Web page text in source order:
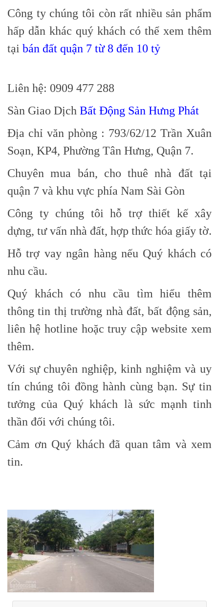
Công ty chúng tôi còn rất nhiều sản phẩm
hấp dẫn khác quý khách có thể xem thêm
tại bán đất quận 7 từ 8 đến 10 tỷ
Liên hệ: 0909 477 288
Sàn Giao Dịch Bất Động Sản Hưng Phát
Địa chỉ văn phòng : 793/62/12 Trần Xuân
Soạn, KP4, Phường Tân Hưng, Quận 7.
Chuyên mua bán, cho thuê nhà đất tại
quận 7 và khu vực phía Nam Sài Gòn
Công ty chúng tôi hỗ trợ thiết kế xây
dựng, tư vấn nhà đất, hợp thức hóa giấy tờ.
Hỗ trợ vay ngân hàng nếu Quý khách có
nhu cầu.
Quý khách có nhu cầu tìm hiểu thêm
thông tin thị trường nhà đất, bất động sản,
liên hệ hotline hoặc truy cập website xem
thêm.
Với sự chuyên nghiệp, kinh nghiệm và uy
tín chúng tôi đồng hành cùng bạn. Sự tin
tưởng của Quý khách là sức mạnh tinh
thần đối với chúng tôi.
Cảm ơn Quý khách đã quan tâm và xem
tin.